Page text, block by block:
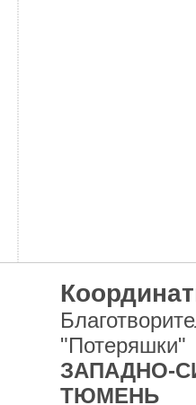
"Потеряшки"
ЗАПАДНО-
ТЮМЕНЬ